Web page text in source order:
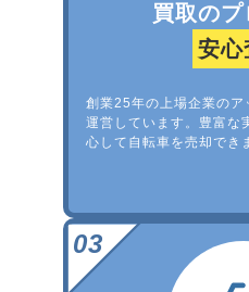
買取のプ
安心
創業25年の上場企業の
運営しています。豊富な
心して自転車を売却でき